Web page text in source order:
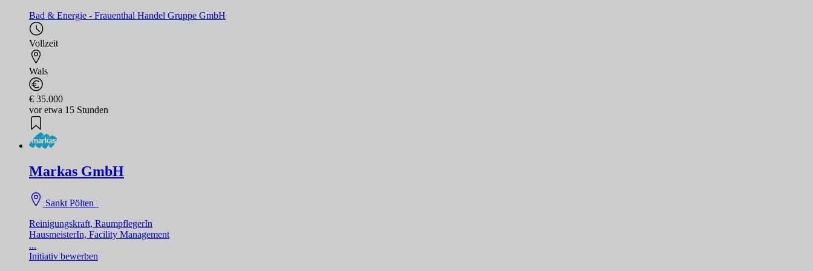
Bad & Energie - Frauenthal Handel Gruppe GmbH
Vollzeit
Wals
€ 35.000
vor etwa 15 Stunden
Markas GmbH
Sankt Pölten
Reinigungskraft, RaumpflegerIn
HausmeisterIn, Facility Management
...
Initiativ bewerben